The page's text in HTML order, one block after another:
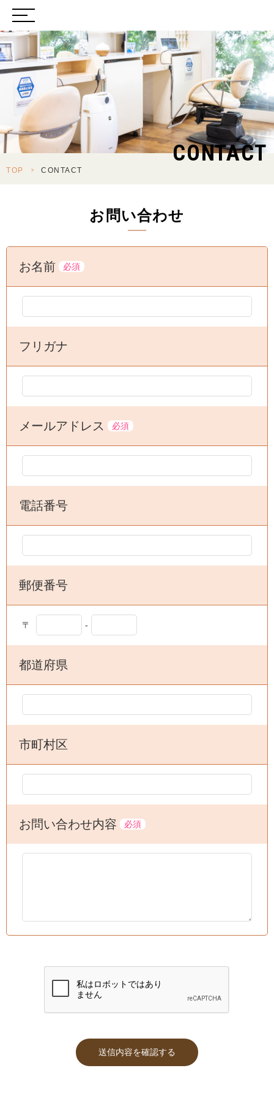
CONTACT
TOP > CONTACT
お問い合わせ
お名前 必須
フリガナ
メールアドレス 必須
電話番号
郵便番号
〒 -
都道府県
市町村区
お問い合わせ内容 必須